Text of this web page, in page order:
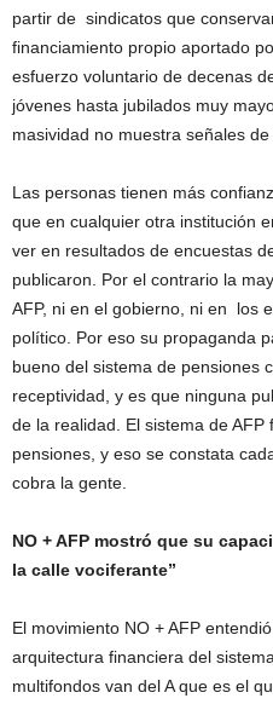
partir de sindicatos que
financiamiento propio aportado
esfuerzo voluntario de decenas
jóvenes hasta jubilados muy
masividad no muestra señales de
Las personas tienen más
que en cualquier otra institución
ver en resultados de encuestas
publicaron. Por el contrario la
AFP, ni en el gobierno, ni en los
político. Por eso su propaganda
bueno del sistema de pensiones
receptividad, y es que ninguna
de la realidad. El sistema de
pensiones, y eso se constata
cobra la gente.
NO + AFP mostró que su
la calle vociferante”
El movimiento NO + AFP
arquitectura financiera del
multifondos van del A que es el